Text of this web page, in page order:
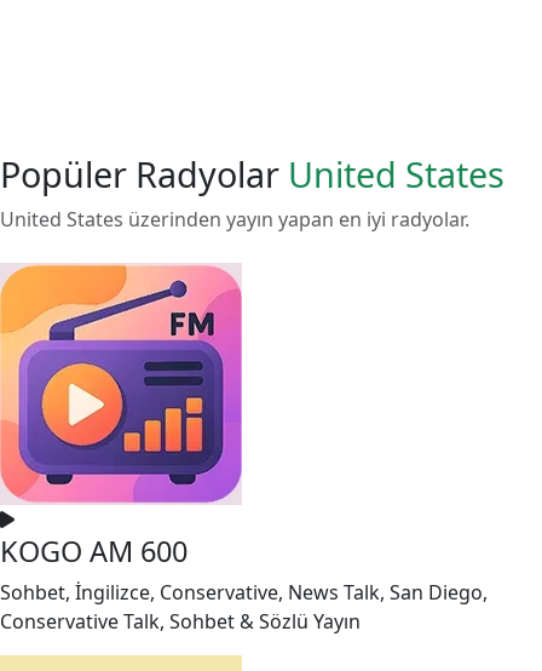
Popüler Radyolar United States
United States üzerinden yayın yapan en iyi radyolar.
KOGO AM 600
Sohbet, İngilizce, Conservative, News Talk, San Diego,
Conservative Talk, Sohbet & Sözlü Yayın